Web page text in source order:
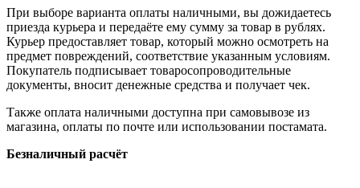
При выборе варианта оплаты наличными, вы дожидаетесь
приезда курьера и передаёте ему сумму за товар в рублях.
Курьер предоставляет товар, который можно осмотреть на
предмет повреждений, соответствие указанным условиям.
Покупатель подписывает товаросопроводительные
документы, вносит денежные средства и получает чек.
Также оплата наличными доступна при самовывозе из
магазина, оплаты по почте или использовании постамата.
Безналичный расчёт